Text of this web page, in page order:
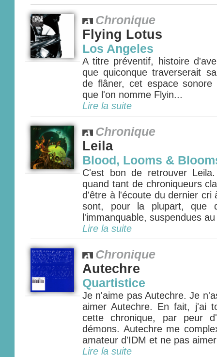
Chronique
Flying Lotus
Los Angeles
A titre préventif, histoire
que quiconque traverserait
de flâner, cet espace sonore
que l'on nomme Flyin...
Lire la suite
Chronique
Leila
Blood, Looms &
C'est bon de retrouver
quand tant de chroniqueurs
d'être à l'écoute du dernier cri
sont, pour la plupart, que
l'immanquable, suspendues
Lire la suite
Chronique
Autechre
Quartistice
Je n'aime pas Autechre. Je
aimer Autechre. En fait, j'ai
cette chronique, par peur
démons. Autechre me
amateur d'IDM et ne pas
Lire la suite